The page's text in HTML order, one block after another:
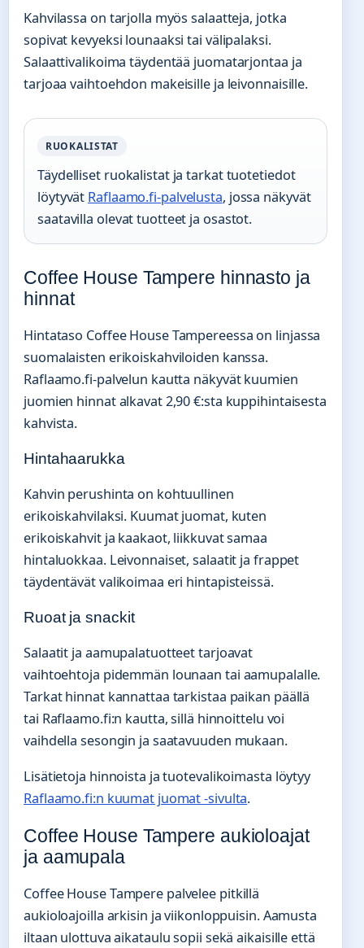
Kahvilassa on tarjolla myös salaatteja, jotka
sopivat kevyeksi lounaaksi tai välipalaksi.
Salaattivalikoima täydentää juomatarjontaa ja
tarjoaa vaihtoehdon makeisille ja leivonnaisille.
RUOKALISTAT
Täydelliset ruokalistat ja tarkat tuotetiedot
löytyvät Raflaamo.fi-palvelusta, jossa näkyvät
saatavilla olevat tuotteet ja osastot.
Coffee House Tampere hinnasto ja
hinnat
Hintataso Coffee House Tampereessa on linjassa
suomalaisten erikoiskahviloiden kanssa.
Raflaamo.fi-palvelun kautta näkyvät kuumien
juomien hinnat alkavat 2,90 €:sta kuppihintaisesta
kahvista.
Hintahaarukka
Kahvin perushinta on kohtuullinen
erikoiskahvilaksi. Kuumat juomat, kuten
erikoiskahvit ja kaakaot, liikkuvat samaa
hintaluokkaa. Leivonnaiset, salaatit ja frappet
täydentävät valikoimaa eri hintapisteissä.
Ruoat ja snackit
Salaatit ja aamupalatuotteet tarjoavat
vaihtoehtoja pidemmän lounaan tai aamupalalle.
Tarkat hinnat kannattaa tarkistaa paikan päällä
tai Raflaamo.fi:n kautta, sillä hinnoittelu voi
vaihdella sesongin ja saatavuuden mukaan.
Lisätietoja hinnoista ja tuotevalikoimasta löytyy
Raflaamo.fi:n kuumat juomat -sivulta.
Coffee House Tampere aukioloajat
ja aamupala
Coffee House Tampere palvelee pitkillä
aukioloajoilla arkisin ja viikonloppuisin. Aamusta
iltaan ulottuva aikataulu sopii sekä aikaisille että